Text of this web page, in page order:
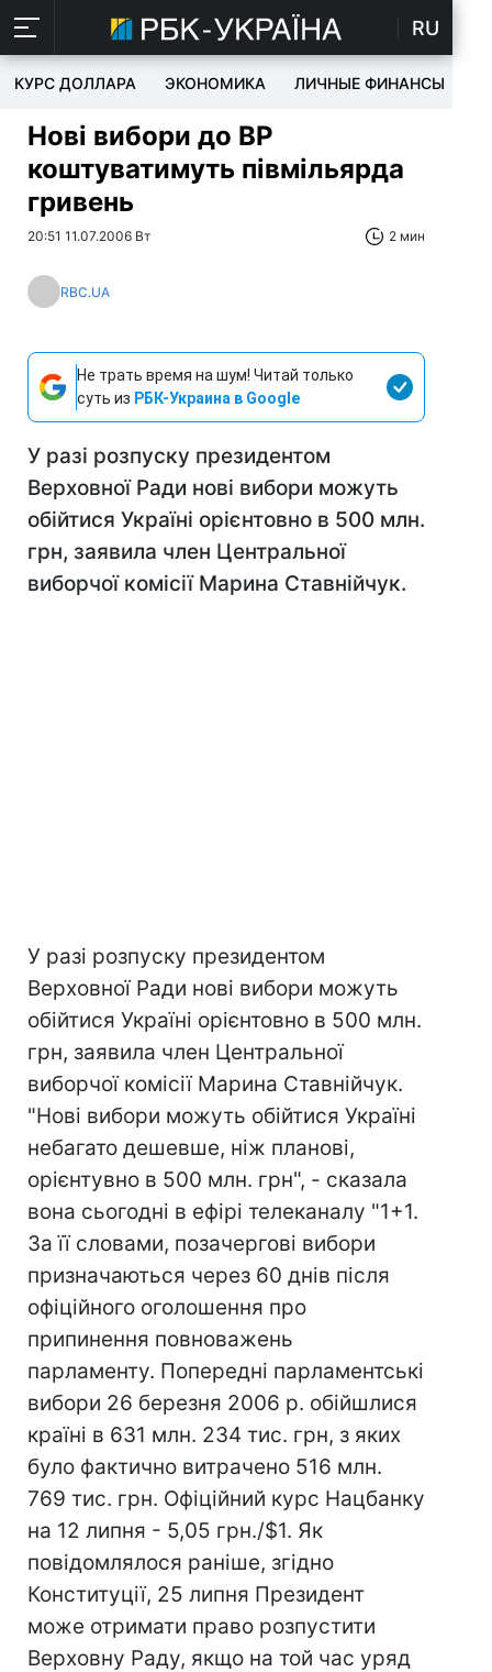
RU
КУРС ДОЛЛАРА ЭКОНОМИКА ЛИЧНЫЕ ФИНАНСЫ
Нові вибори до ВР
коштуватимуть півмільярда
гривень
20:51 11.07.2006 Вт 2 мин
RBC.UA
Не трать время на шум! Читай только
суть из РБК-Украина в Google
У разі розпуску президентом
Верховної Ради нові вибори можуть
обійтися Україні орієнтовно в 500 млн.
грн, заявила член Центральної
виборчої комісії Марина Ставнійчук.
У разі розпуску президентом
Верховної Ради нові вибори можуть
обійтися Україні орієнтовно в 500 млн.
грн, заявила член Центральної
виборчої комісії Марина Ставнійчук.
"Нові вибори можуть обійтися Україні
небагато дешевше, ніж планові,
орієнтувно в 500 млн. грн", - сказала
вона сьогодні в ефірі телеканалу "1+1.
За її словами, позачергові вибори
призначаються через 60 днів після
офіційного оголошення про
припинення повноважень
парламенту. Попередні парламентські
вибори 26 березня 2006 р. обійшлися
країні в 631 млн. 234 тис. грн, з яких
було фактично витрачено 516 млн.
769 тис. грн. Офіційний курс Нацбанку
на 12 липня - 5,05 грн./$1. Як
повідомлялося раніше, згідно
Конституції, 25 липня Президент
може отримати право розпустити
Верховну Раду, якщо на той час уряд